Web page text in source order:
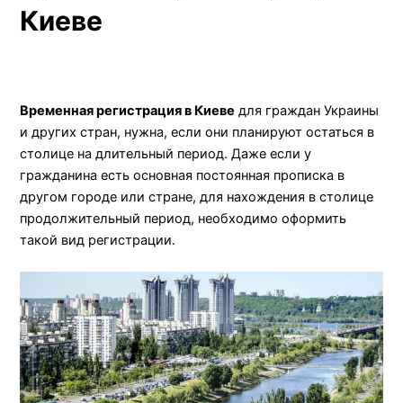
Киеве
Временная регистрация в Киеве для граждан Украины
и других стран, нужна, если они планируют остаться в
столице на длительный период. Даже если у
гражданина есть основная постоянная прописка в
другом городе или стране, для нахождения в столице
продолжительный период, необходимо оформить
такой вид регистрации.